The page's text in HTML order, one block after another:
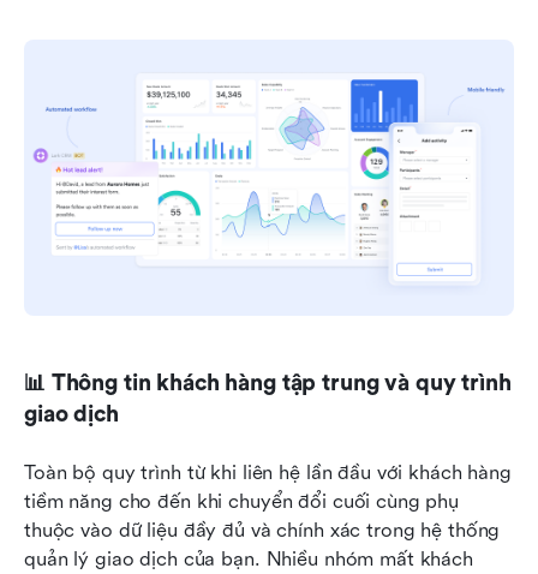
📊 Thông tin khách hàng tập trung và quy trình
giao dịch
Toàn bộ quy trình từ khi liên hệ lần đầu với khách hàng
tiềm năng cho đến khi chuyển đổi cuối cùng phụ
thuộc vào dữ liệu đầy đủ và chính xác trong hệ thống
quản lý giao dịch của bạn. Nhiều nhóm mất khách